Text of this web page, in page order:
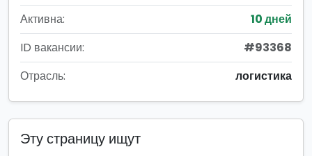
Активна:
10 дней
ID вакансии:
#93368
Отрасль:
логистика
Эту страницу ищут